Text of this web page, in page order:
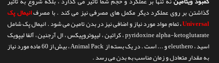
گذاشتن بر روی عملکرد دیگر مکمل های مصرفی نیز می کند . با مصرفانیمال پک
Universal، تمام مواد مورد نیاز و اضافی نیز در بدن تامین می شود . انیمال پک شامل
pyridoxine alpha-ketoglutarate ، کراتین ، لیپوتروپیکس ، ال آرجنین ، آلفا لیپویک
اسید ، eleuthero و ... است . در یک بسته از Animal Pack ، بیش از 60 ماده مورد نیاز
به مقدار متعادل و زمان مناسب به بدن می رسد .